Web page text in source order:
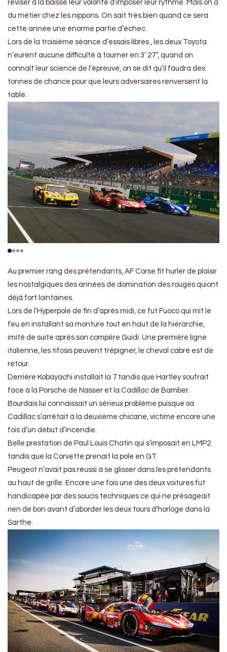
réviser à la baisse leur volonté d’imposer leur rythme. Mais on a
du métier chez les nippons. On sait très bien quand ce sera
cette année une énorme partie d’échec.
Lors de la troisième séance d’essais libres , les deux Toyota
n’eurent aucune difficulté à tourner en 3’ 27’’, quand on
connaît leur science de l’épreuve, on se dit qu’il faudra des
tonnes de chance pour que leurs adversaires renversent la
table.
Au premier rang des prétendants, AF Corse fit hurler de plaisir
les nostalgiques des années de domination des rouges quiont
déjà fort lointaines.
Lors de l’Hyperpole de fin d’après midi, ce fut Fuoco qui mit le
feu en installant sa monture tout en haut de la hiérarchie,
imité de suite aprés son compère Guidi. Une première ligne
italienne, les tifosis peuvent trépigner, le cheval cabré est de
retour.
Derrière Kobayachi installait la 7 tandis que Hartley soufrait
face à la Porsche de Nasser et la Cadillac de Bamber.
Bourdais lui connaissait un sérieux problème puisque sa
Cadillac s’arrêtait à la deuxième chicane, victime encore une
fois d’un début d’incendie.
Belle prestation de Paul Louis Chatin qui s’imposait en LMP2
tandis que la Corvette prenait la pole en GT.
Peugeot n’avait pas réussi à se glisser dans les prétendants
au haut de grille. Encore une fois une des deux voitures fut
handicapée par des soucis techniques ce qui ne présageait
rien de bon avant d’aborder les deux tours d’horloge dans la
Sarthe.